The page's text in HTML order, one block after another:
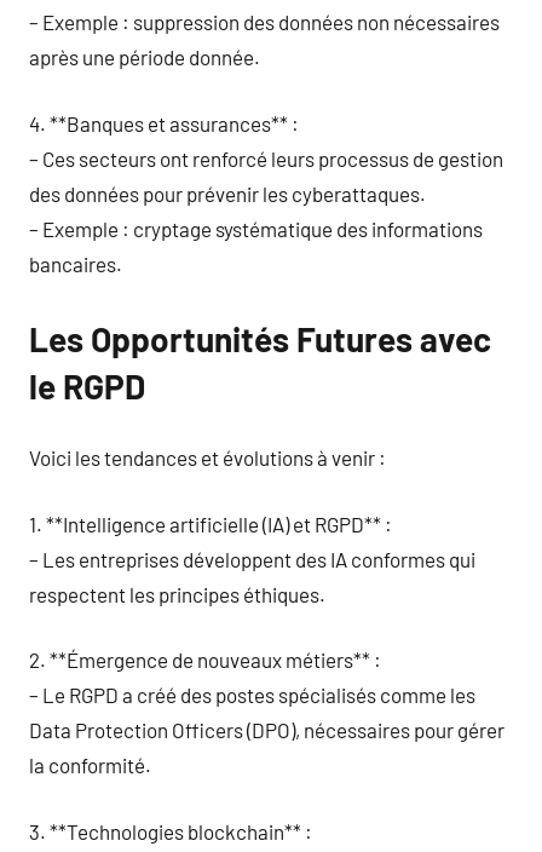
– Exemple : suppression des données non nécessaires
après une période donnée.
4. **Banques et assurances** :
– Ces secteurs ont renforcé leurs processus de gestion
des données pour prévenir les cyberattaques.
– Exemple : cryptage systématique des informations
bancaires.
Les Opportunités Futures avec
le RGPD
Voici les tendances et évolutions à venir :
1. **Intelligence artificielle (IA) et RGPD** :
– Les entreprises développent des IA conformes qui
respectent les principes éthiques.
2. **Émergence de nouveaux métiers** :
– Le RGPD a créé des postes spécialisés comme les
Data Protection Officers (DPO), nécessaires pour gérer
la conformité.
3. **Technologies blockchain** :